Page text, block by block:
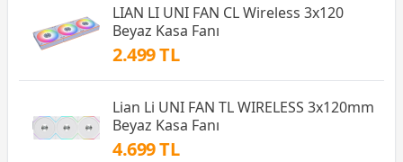
LIAN LI UNI FAN CL Wireless 3x120
Beyaz Kasa Fanı
2.499 TL
Lian Li UNI FAN TL WIRELESS 3x120mm
Beyaz Kasa Fanı
4.699 TL